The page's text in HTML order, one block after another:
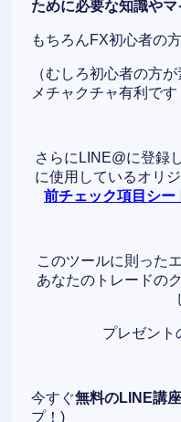
ために必要な知識やマ
もちろんFX初心者の
（むしろ初心者の方
メチャクチャ有利です
さらにLINE@に登録
に使用しているオリ
前チェック項目シー
このツールに則った
あなたのトレードの
プレゼン
今すぐ無料のLINE講座
プ！)